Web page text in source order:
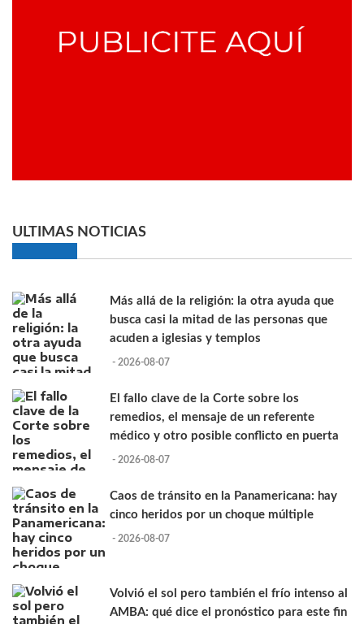
ULTIMAS NOTICIAS
Más allá de la religión: la otra ayuda que
busca casi la mitad de las personas que
acuden a iglesias y templos
- 2026-08-07
El fallo clave de la Corte sobre los
remedios, el mensaje de un referente
médico y otro posible conflicto en puerta
- 2026-08-07
Caos de tránsito en la Panamericana: hay
cinco heridos por un choque múltiple
- 2026-08-07
Volvió el sol pero también el frío intenso al
AMBA: qué dice el pronóstico para este fin